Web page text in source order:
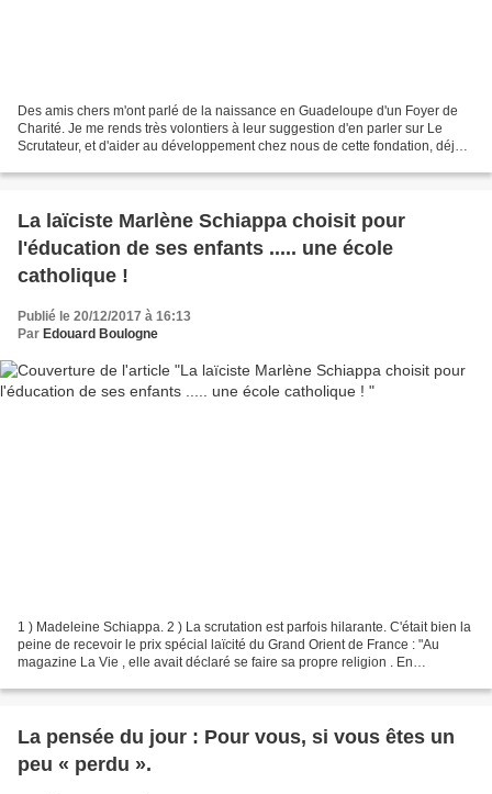
Des amis chers m'ont parlé de la naissance en Guadeloupe d'un Foyer de
Charité. Je me rends très volontiers à leur suggestion d'en parler sur Le
Scrutateur, et d'aider au développement chez nous de cette fondation, déjà
La laïciste Marlène Schiappa choisit pour
l'éducation de ses enfants ..... une école
catholique !
Publié le 20/12/2017 à 16:13
Par Edouard Boulogne
1 ) Madeleine Schiappa. 2 ) La scrutation est parfois hilarante. C'était bien la
peine de recevoir le prix spécial laïcité du Grand Orient de France : "Au
magazine La Vie , elle avait déclaré se faire sa propre religion . En
La pensée du jour : Pour vous, si vous êtes un
peu « perdu ».